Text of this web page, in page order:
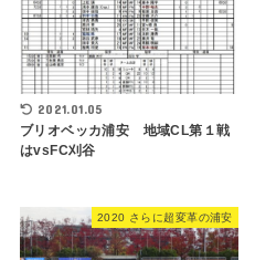
2021.01.05
ブリオベッカ浦安 地域CL第１戦
はvsFC刈谷
2020 さらに超変革の浦安